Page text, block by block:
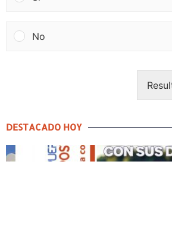
No
DESTACADO HOY